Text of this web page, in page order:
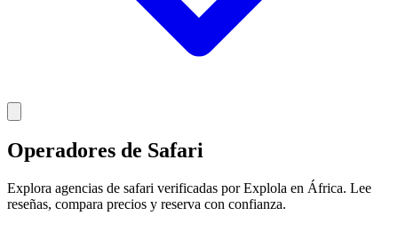
Operadores de Safari
Explora agencias de safari verificadas por Explola en África. Lee
reseñas, compara precios y reserva con confianza.